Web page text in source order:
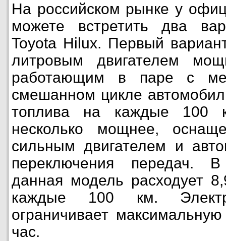
На российском рынке у
можете встретить два
Toyota Hilux. Первый
литровым двигателем
работающим в паре с
смешанном цикле
топлива на каждые 100
несколько мощнее,
сильным двигателем и
переключения передач.
данная модель расходует
каждые 100 км.
ограничивает
час.